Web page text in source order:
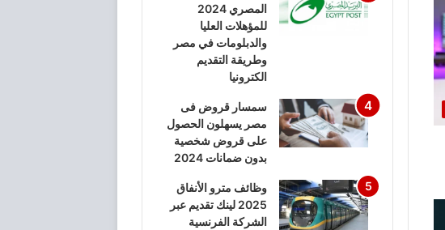
المصري 2024
للمؤهلات العليا
والدبلومات في مصر
وطريقة التقديم
الكترونيا
سمسار قروض فى
مصر يسهلون الحصول
على قروض شخصية
بدون ضمانات 2024
وظائف مترو الأنفاق
2025 لينك تقديم عبر
الشركة الفرنسية